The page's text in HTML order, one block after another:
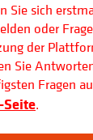
Sie sich
oder
der
Sie
Fragen
Seite.